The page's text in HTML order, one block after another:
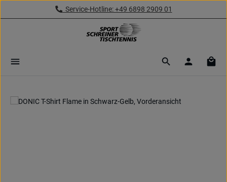
Zum Hauptinhalt springenService-Hotline: +49 6898 2909 01
Bildergalerie überspringen